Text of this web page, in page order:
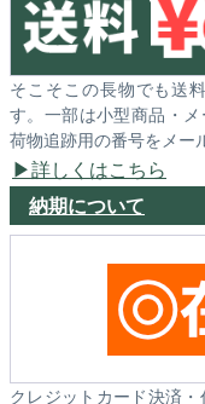
そこそこの長物でも送
す。一部は小型商品・
荷物追跡用の番号をメー
詳しくはこちら
納期について
クレジットカード決済